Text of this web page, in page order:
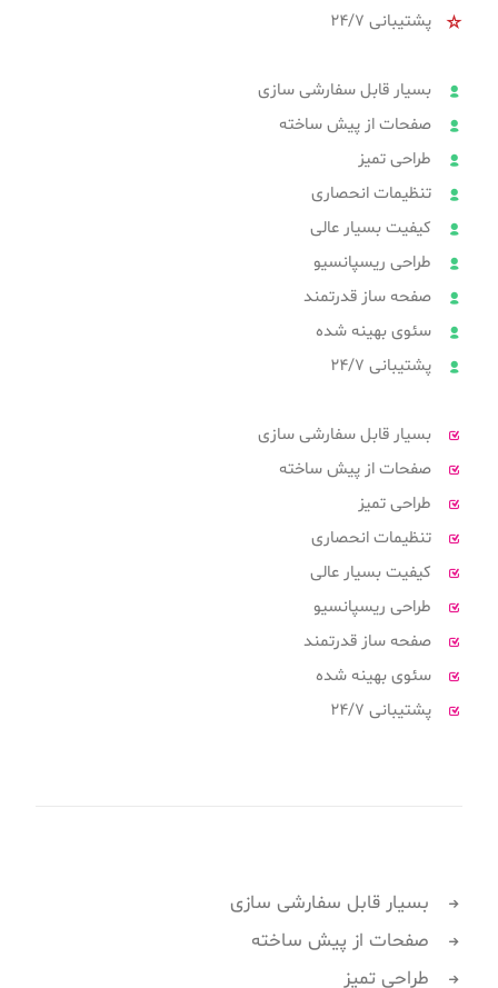
پشتیبانی 24/7
بسیار قابل سفارشی سازی
صفحات از پیش ساخته
طراحی تمیز
تنظیمات انحصاری
کیفیت بسیار عالی
طراحی ریسپانسیو
صفحه ساز قدرتمند
سئوی بهینه شده
پشتیبانی 24/7
بسیار قابل سفارشی سازی
صفحات از پیش ساخته
طراحی تمیز
تنظیمات انحصاری
کیفیت بسیار عالی
طراحی ریسپانسیو
صفحه ساز قدرتمند
سئوی بهینه شده
پشتیبانی 24/7
بسیار قابل سفارشی سازی
صفحات از پیش ساخته
طراحی تمیز